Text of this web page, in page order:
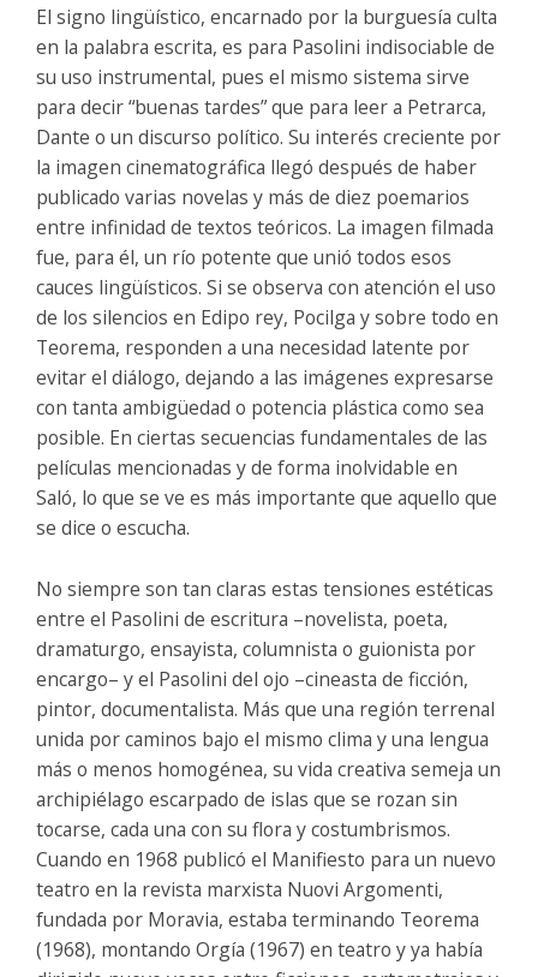
El signo lingüístico, encarnado por la burguesía culta
en la palabra escrita, es para Pasolini indisociable de
su uso instrumental, pues el mismo sistema sirve
para decir “buenas tardes” que para leer a Petrarca,
Dante o un discurso político. Su interés creciente por
la imagen cinematográfica llegó después de haber
publicado varias novelas y más de diez poemarios
entre infinidad de textos teóricos. La imagen filmada
fue, para él, un río potente que unió todos esos
cauces lingüísticos. Si se observa con atención el uso
de los silencios en Edipo rey, Pocilga y sobre todo en
Teorema, responden a una necesidad latente por
evitar el diálogo, dejando a las imágenes expresarse
con tanta ambigüedad o potencia plástica como sea
posible. En ciertas secuencias fundamentales de las
películas mencionadas y de forma inolvidable en
Saló, lo que se ve es más importante que aquello que
se dice o escucha.
No siempre son tan claras estas tensiones estéticas
entre el Pasolini de escritura –novelista, poeta,
dramaturgo, ensayista, columnista o guionista por
encargo– y el Pasolini del ojo –cineasta de ficción,
pintor, documentalista. Más que una región terrenal
unida por caminos bajo el mismo clima y una lengua
más o menos homogénea, su vida creativa semeja un
archipiélago escarpado de islas que se rozan sin
tocarse, cada una con su flora y costumbrismos.
Cuando en 1968 publicó el Manifiesto para un nuevo
teatro en la revista marxista Nuovi Argomenti,
fundada por Moravia, estaba terminando Teorema
(1968), montando Orgía (1967) en teatro y ya había